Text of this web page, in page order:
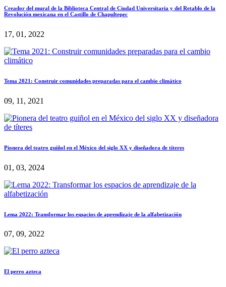
Creador del mural de la Biblioteca Central de Ciudad Universitaria y del Retablo de la
Revolución mexicana en el Castillo de Chapultepec
17, 01, 2022
Tema 2021: Construir comunidades preparadas para el cambio climático
09, 11, 2021
Pionera del teatro guiñol en el México del siglo XX y diseñadora de títeres
01, 03, 2024
Lema 2022: Transformar los espacios de aprendizaje de la alfabetización
07, 09, 2022
El perro azteca